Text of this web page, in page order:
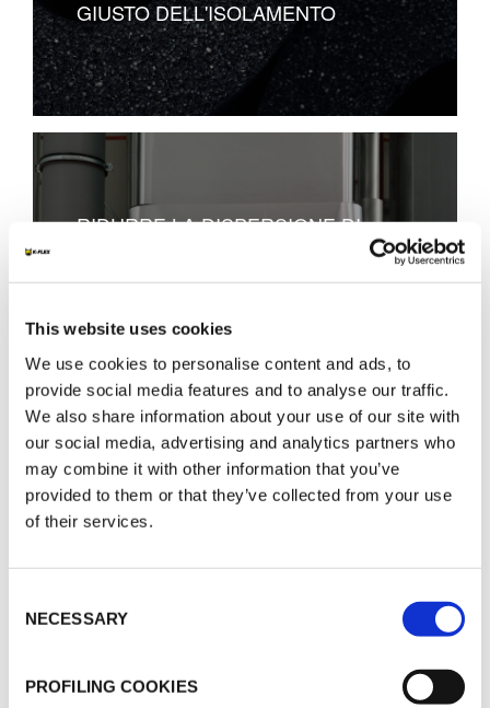
This website uses cookies
We use cookies to personalise content and ads, to
provide social media features and to analyse our traffic.
We also share information about your use of our site with
our social media, advertising and analytics partners who
may combine it with other information that you’ve
provided to them or that they’ve collected from your use
of their services.
Selection
NECESSARY
PROFILING COOKIES
GIUSTO DELL'ISOLAMENTO
RIDURRE LA DISPERSIONE DI
QUANDO ISOLARE UNA
TUBAZIONE MULTISTRATO?